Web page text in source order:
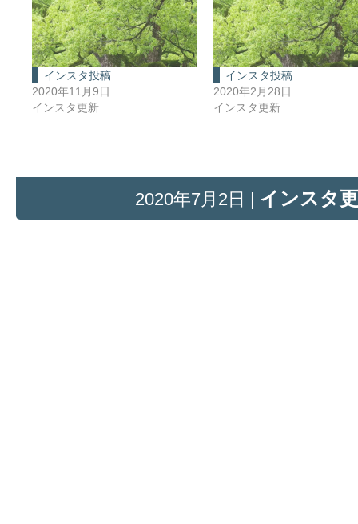
インスタ投稿
2020年11月9日
インスタ更新
インスタ投稿
2020年2月28日
インスタ更新
2020年7月2日 | インスタ